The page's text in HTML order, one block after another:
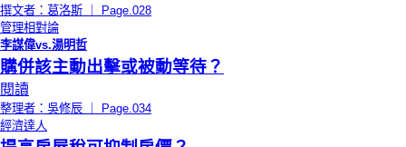
撰文者：葛洛斯 ｜ Page.028
管理相對論
李謀偉vs.湯明哲
購併該主動出擊或被動等待？
閱讀
整理者：吳修辰 ｜ Page.034
經濟達人